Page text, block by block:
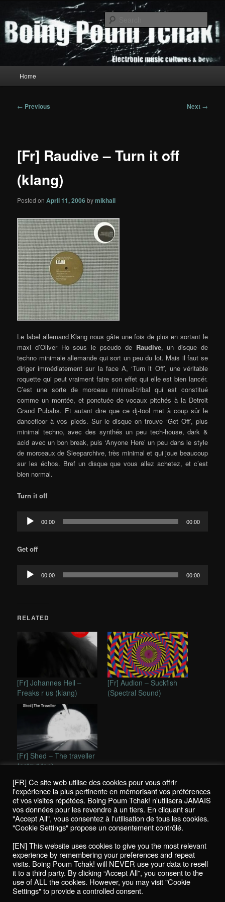
primary
contentBoing Poum Tchak!
Home
Post
← Previous Next →
[Fr] Raudive – Turn it off
(klang)
Posted onApril 11, 2006 bymikhail
Le label allemand Klang nous gâte une fois de plus en sortant le
maxi d’Oliver Ho sous le pseudo de Raudive, un disque de
techno minimale allemande qui sort un peu du lot. Mais il faut se
diriger immédiatement sur la face A, ‘Turn it Off’, une véritable
roquette qui peut vraiment faire son effet qui elle est bien lancér.
C’est une sorte de morceau minimal-tribal qui est constitué
comme un montée, et ponctuée de vocaux pitchés à la Detroit
Grand Pubahs. Et autant dire que ce dj-tool met à coup sûr le
dancefloor à vos pieds. Sur le disque on trouve ‘Get Off’, plus
minimal techno, avec des synthés un peu tech-house, dark &
acid avec un bon break, puis ‘Anyone Here’ un peu dans le style
de morceaux de Sleeparchive, très minimal et qui joue beaucoup
sur les échos. Bref un disque que vous allez achetez, et c’est
bien normal.
Turn it off
Audio
Player
00:00 00:00
Get off
Audio
Player
00:00 00:00
RELATED
[Fr] Johannes Heil –
Freaks r us (klang)
[Fr] Audion – Suckfish
(Spectral Sound)
[Fr] Shed – The traveller
(ostgut ton)
This entry was posted inReviews / Chroniquesand taggedklang
olivier ho,raudivebymikhail. Bookmark thepermalink.
Politique de confidentialité / Privacy Policy
Boing Poum Tchak! - 2022
[FR] Ce site web utilise des cookies pour vous offrir
l'expérience la plus pertinente en mémorisant vos préférences
et vos visites répétées. Boing Poum Tchak! n'utilisera JAMAIS
vos données pour les revendre à un tiers. En cliquant sur
"Accept All", vous consentez à l'utilisation de tous les cookies.
"Cookie Settings" propose un consentement contrôlé.
[EN] This website uses cookies to give you the most relevant
experience by remembering your preferences and repeat
visits. Boing Poum Tchak! will NEVER use your data to resell
it to a third party. By clicking “Accept All”, you consent to the
use of ALL the cookies. However, you may visit "Cookie
Settings" to provide a controlled consent.